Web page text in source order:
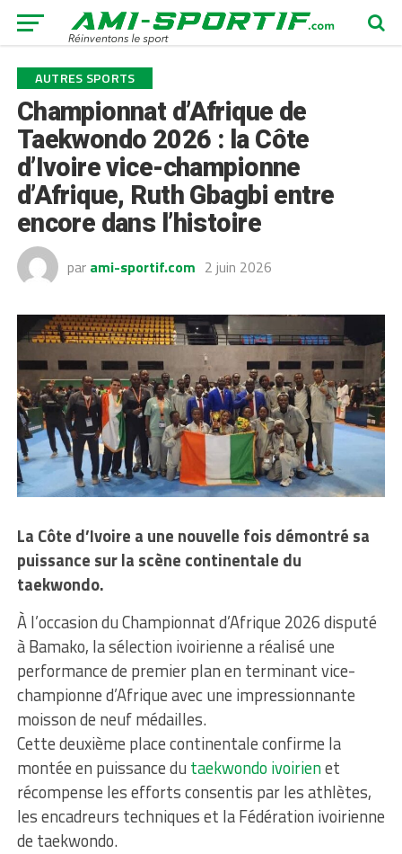
AUTRES SPORTS
Championnat d’Afrique de
Taekwondo 2026 : la Côte
d’Ivoire vice-championne
d’Afrique, Ruth Gbagbi entre
encore dans l’histoire
par ami-sportif.com 2 juin 2026
La Côte d’Ivoire a une nouvelle fois démontré sa
puissance sur la scène continentale du
taekwondo.
À l’occasion du Championnat d’Afrique 2026 disputé
à Bamako, la sélection ivoirienne a réalisé une
performance de premier plan en terminant vice-
championne d’Afrique avec une impressionnante
moisson de neuf médailles.
Cette deuxième place continentale confirme la
montée en puissance du taekwondo ivoirienet
récompense les efforts consentis par les athlètes,
les encadreurs techniques et la Fédération ivoirienne
de taekwondo.